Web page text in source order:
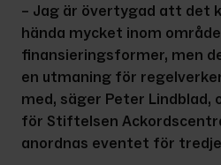
– Jag är övertygad att det
hända mycket inom
finansieringsformer, men
en utmaning för
med, säger Peter Lindblad,
för Stiftelsen
anordnas eventet för